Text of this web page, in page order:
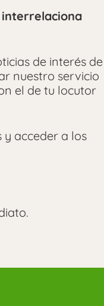
interrelaciona
de interés de
nuestro servicio
el de tu locutor
y acceder a los